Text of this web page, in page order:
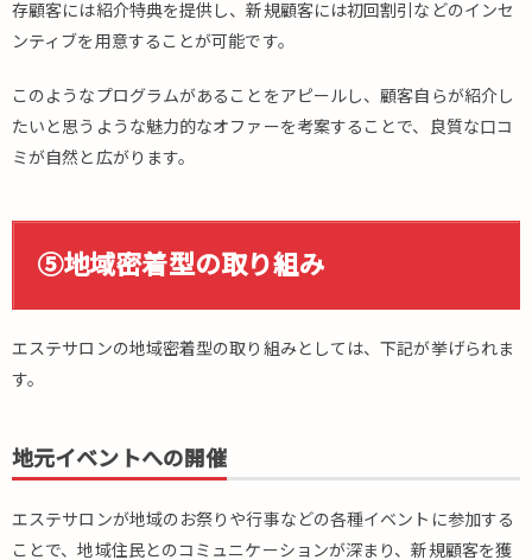
存顧客には紹介特典を提供し、新規顧客には初回割引などのインセ
ンティブを用意することが可能です。
このようなプログラムがあることをアピールし、顧客自らが紹介し
たいと思うような魅力的なオファーを考案することで、良質な口コ
ミが自然と広がります。
⑤地域密着型の取り組み
エステサロンの地域密着型の取り組みとしては、下記が挙げられま
す。
地元イベントへの開催
エステサロンが地域のお祭りや行事などの各種イベントに参加する
ことで、地域住民とのコミュニケーションが深まり、新規顧客を獲